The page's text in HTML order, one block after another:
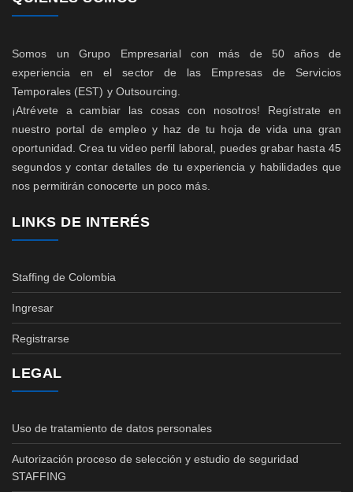
Somos un Grupo Empresarial con más de 50 años de
experiencia en el sector de las Empresas de Servicios
Temporales (EST) y Outsourcing.
¡Atrévete a cambiar las cosas con nosotros! Regístrate en
nuestro portal de empleo y haz de tu hoja de vida una gran
oportunidad. Crea tu video perfil laboral, puedes grabar hasta 45
segundos y contar detalles de tu experiencia y habilidades que
nos permitirán conocerte un poco más.
LINKS DE INTERÉS
Staffing de Colombia
Ingresar
Registrarse
LEGAL
Uso de tratamiento de datos personales
Autorización proceso de selección y estudio de seguridad
STAFFING